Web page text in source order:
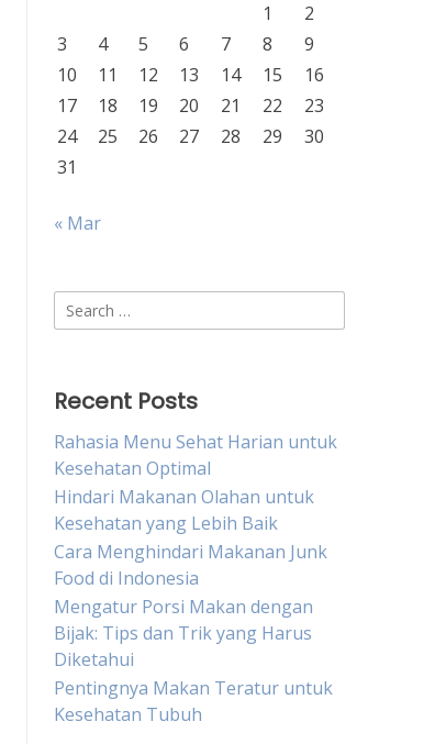
1
2
3
4 5 6 7 8
9
10
11 12 13 14 15
16
17
18 19 20 21 22
23
24
25 26 27 28 29
30
31
« Mar
Search
for:
Recent Posts
Rahasia Menu Sehat Harian untuk
Kesehatan Optimal
Hindari Makanan Olahan untuk
Kesehatan yang Lebih Baik
Cara Menghindari Makanan Junk
Food di Indonesia
Mengatur Porsi Makan dengan
Bijak: Tips dan Trik yang Harus
Diketahui
Pentingnya Makan Teratur untuk
Kesehatan Tubuh